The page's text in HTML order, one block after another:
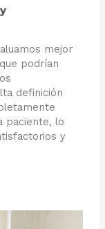
mejor
podrían
definición
paciente, lo
y